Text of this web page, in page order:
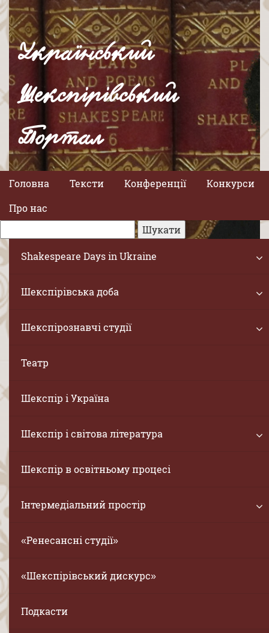
Український
Шекспірівський
Портал
Головна Тексти Конференції
Конкурси
Про нас
Shakespeare Days in Ukraine
Шекспірівська доба
Шекспірознавчі студії
Театр
Шекспір і Україна
Шекспір і світова література
Шекспір в освітньому процесі
Інтермедіальний простір
«Ренесансні студії»
«Шекспірівський дискурс»
Подкасти